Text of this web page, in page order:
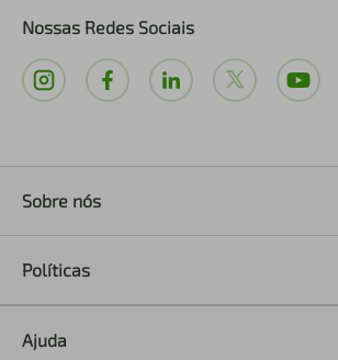
Nossas Redes Sociais
Sobre nós
Políticas
Ajuda